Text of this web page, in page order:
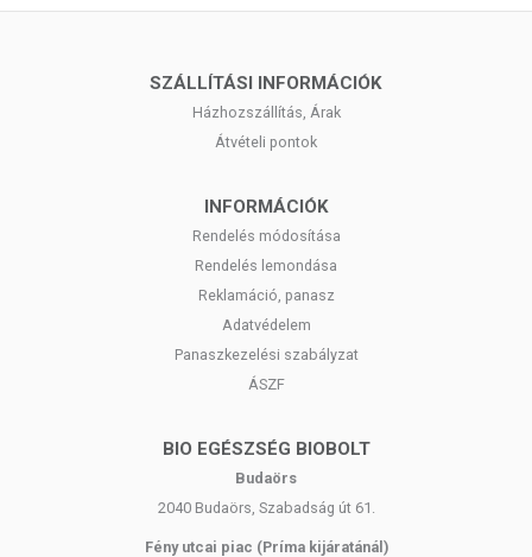
SZÁLLÍTÁSI INFORMÁCIÓK
Házhozszállítás, Árak
Átvételi pontok
INFORMÁCIÓK
Rendelés módosítása
Rendelés lemondása
Reklamáció, panasz
Adatvédelem
Panaszkezelési szabályzat
ÁSZF
BIO EGÉSZSÉG BIOBOLT
Budaörs
2040 Budaörs, Szabadság út 61.
Fény utcai piac (Príma kijáratánál)